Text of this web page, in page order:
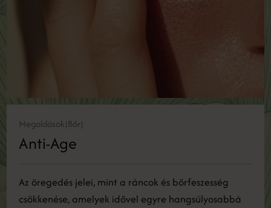
Megoldások|Bőr|
Anti-Age
Az öregedés jelei, mint a ráncok és bőrfeszesség
csökkenése, amelyek idővel egyre hangsúlyosabbá